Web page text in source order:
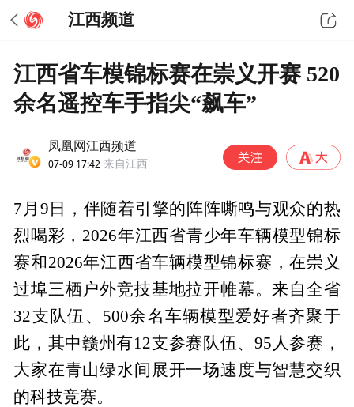
江西频道
江西省车模锦标赛在崇义开赛 520
余名遥控车手指尖“飙车”
凤凰网江西频道
07-09 17:42 来自江西
7月9日，伴随着引擎的阵阵嘶鸣与观众的热
烈喝彩，2026年江西省青少年车辆模型锦标
赛和2026年江西省车辆模型锦标赛，在崇义
过埠三栖户外竞技基地拉开帷幕。来自全省
32支队伍、500余名车辆模型爱好者齐聚于
此，其中赣州有12支参赛队伍、95人参赛，
大家在青山绿水间展开一场速度与智慧交织
的科技竞赛。